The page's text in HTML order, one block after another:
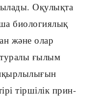
Оқулықта
биологиялық
және олар
туралы ғылым
тіршілік прин-